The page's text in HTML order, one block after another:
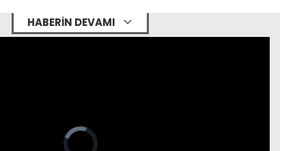
HABERİN DEVAMI